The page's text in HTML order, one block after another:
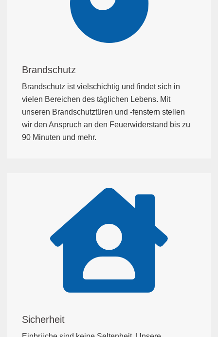
Brandschutz
Brandschutz ist vielschichtig und findet sich in
vielen Bereichen des täglichen Lebens. Mit
unseren Brandschutztüren und -fenstern stellen
wir den Anspruch an den Feuerwiderstand bis zu
90 Minuten und mehr.
Sicherheit